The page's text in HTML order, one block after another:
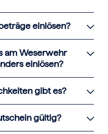
einlösen?
am Weserwehr
einlösen?
gibt es?
gültig?